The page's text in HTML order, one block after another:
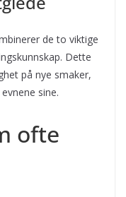
de to viktige
Dette
på nye smaker,
sine.
ofte